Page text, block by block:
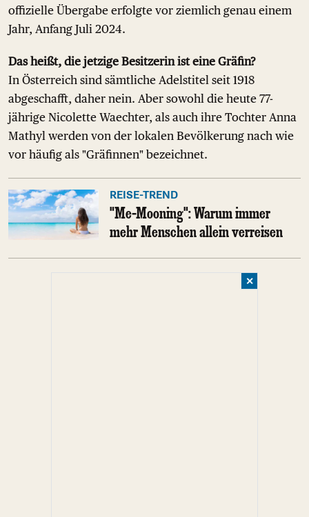
offizielle Übergabe erfolgte vor ziemlich genau einem
Jahr, Anfang Juli 2024.
Das heißt, die jetzige Besitzerin ist eine Gräfin?
In Österreich sind sämtliche Adelstitel seit 1918
abgeschafft, daher nein. Aber sowohl die heute 77-
jährige Nicolette Waechter, als auch ihre Tochter Anna
Mathyl werden von der lokalen Bevölkerung nach wie
vor häufig als "Gräfinnen" bezeichnet.
REISE-TREND
"Me-Mooning": Warum immer
mehr Menschen allein verreisen
✕